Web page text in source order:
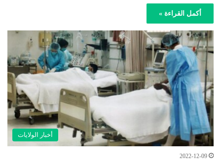
أكمل القراءة »
أخبار الولايات
2022-12-09